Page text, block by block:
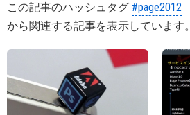
この記事のハッシュタグ #page2012
から関連する記事を表示しています。